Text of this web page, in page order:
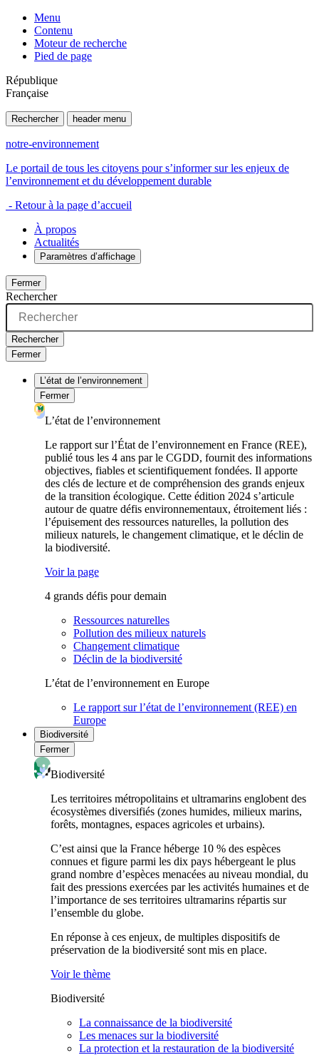
Menu
Contenu
Moteur de recherche
Pied de page
République
Française
Rechercher header menu
notre-environnement
Le portail de tous les citoyens pour s’informer sur les enjeux de
l’environnement et du développement durable
- Retour à la page d’accueil
À propos
Actualités
Paramètres d’affichage
Fermer
Rechercher
Rechercher
Fermer
L’état de l’environnement
Fermer
L’état de l’environnement
Le rapport sur l’État de l’environnement en France (REE),
publié tous les 4 ans par le CGDD, fournit des informations
objectives, fiables et scientifiquement fondées. Il apporte
des clés de lecture et de compréhension des grands enjeux
de la transition écologique. Cette édition 2024 s’articule
autour de quatre défis environnementaux, étroitement liés :
l’épuisement des ressources naturelles, la pollution des
milieux naturels, le changement climatique, et le déclin de
la biodiversité.
Voir la page
4 grands défis pour demain
Ressources naturelles
Pollution des milieux naturels
Changement climatique
Déclin de la biodiversité
L’état de l’environnement en Europe
Le rapport sur l’état de l’environnement (REE) en
Europe
Biodiversité
Fermer
Biodiversité
Les territoires métropolitains et ultramarins englobent des
écosystèmes diversifiés (zones humides, milieux marins,
forêts, montagnes, espaces agricoles et urbains).
C’est ainsi que la France héberge 10 % des espèces
connues et figure parmi les dix pays hébergeant le plus
grand nombre d’espèces menacées au niveau mondial, du
fait des pressions exercées par les activités humaines et de
l’importance de ses territoires ultramarins répartis sur
l’ensemble du globe.
En réponse à ces enjeux, de multiples dispositifs de
préservation de la biodiversité sont mis en place.
Voir le thème
Biodiversité
La connaissance de la biodiversité
Les menaces sur la biodiversité
La protection et la restauration de la biodiversité